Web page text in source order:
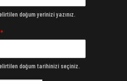
doğum yerinizi yazınız.
*
doğum tarihinizi seçiniz.